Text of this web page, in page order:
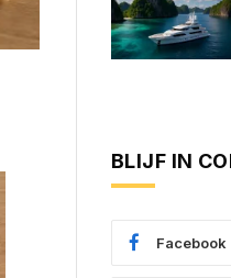
BLIJF IN
Facebook